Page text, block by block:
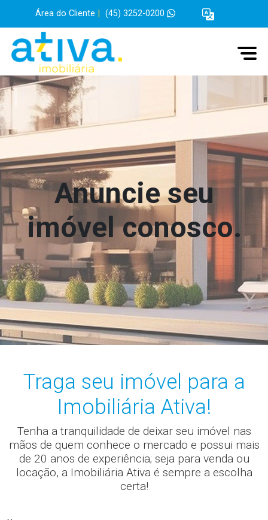
Área do Cliente (45) 3252-0200
Anuncie seu
imóvel conosco.
Traga seu imóvel para a
Imobiliária Ativa!
Tenha a tranquilidade de deixar seu imóvel nas
mãos de quem conhece o mercado e possui mais
de 20 anos de experiência; seja para venda ou
locação, a Imobiliária Ativa é sempre a escolha
certa!